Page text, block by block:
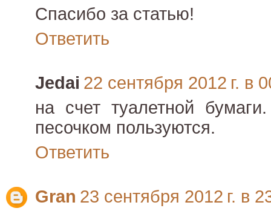
Спасибо за статью!
Ответить
Jedai 22 сентября 2012 г. в
на счет туалетной
песочком пользуются.
Ответить
Gran 23 сентября 2012 г. в